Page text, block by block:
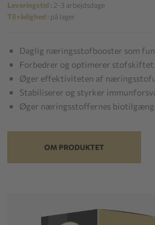
Leveringstid : 2-3 arbejdsdage
Til rådighed : på lager
Daglig næringsstofbooster som
Forbedrer og optimerer stofskiftet
Øger effektiviteten af
Stabiliserer og styrker
Øger næringsstoffernes
OM PRODUKTET